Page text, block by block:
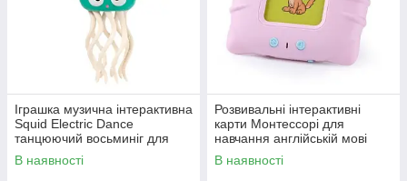
Іграшка музична інтерактивна
Squid Electric Dance
танцюючий восьминіг для
малюків Зелений
В наявності
Розвивальні інтерактивні
карти Монтессорі для
навчання англійській мові
Рожевий
В наявності